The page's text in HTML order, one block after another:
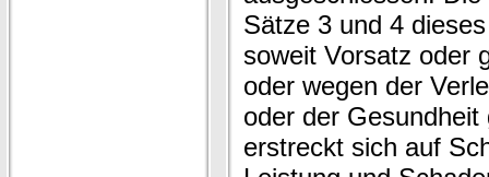
Sätze 3 und 4
soweit Vorsatz oder
oder wegen der
oder der
erstreckt sich auf